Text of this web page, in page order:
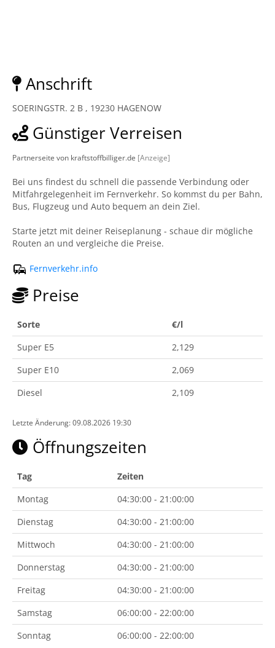
Anschrift
SOERINGSTR. 2 B , 19230 HAGENOW
Günstiger Verreisen
Partnerseite von kraftstoffbilliger.de [Anzeige]
Bei uns findest du schnell die passende Verbindung oder
Mitfahrgelegenheit im Fernverkehr. So kommst du per Bahn,
Bus, Flugzeug und Auto bequem an dein Ziel.
Starte jetzt mit deiner Reiseplanung - schaue dir mögliche
Routen an und vergleiche die Preise.
Fernverkehr.info
Preise
Sorte
€/l
Super E5
2,129
Super E10
2,069
Diesel
2,109
Letzte Änderung: 09.08.2026 19:30
Öffnungszeiten
Tag
Zeiten
Montag
04:30:00 - 21:00:00
Dienstag
04:30:00 - 21:00:00
Mittwoch
04:30:00 - 21:00:00
Donnerstag
04:30:00 - 21:00:00
Freitag
04:30:00 - 21:00:00
Samstag
06:00:00 - 22:00:00
Sonntag
06:00:00 - 22:00:00